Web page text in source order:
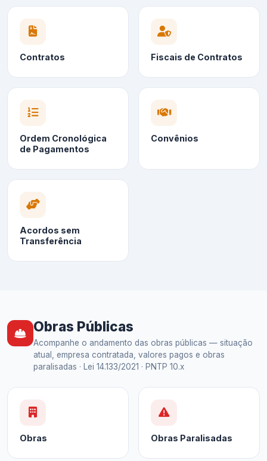
Contratos Fiscais de Contratos
Ordem Cronológica
de Pagamentos
Convênios
Acordos sem
Transferência
Obras Públicas
Acompanhe o andamento das obras públicas — situação
atual, empresa contratada, valores pagos e obras
paralisadas · Lei 14.133/2021 · PNTP 10.x
Obras Obras Paralisadas